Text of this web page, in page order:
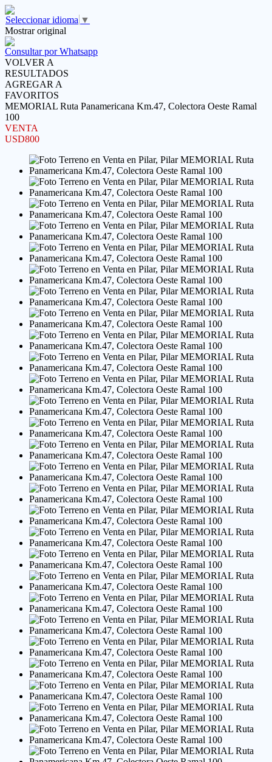
Seleccionar idioma ▼
Mostrar original
Consultar por Whatsapp
VOLVER A
RESULTADOS
AGREGAR A
FAVORITOS
MEMORIAL Ruta Panamericana Km.47, Colectora Oeste Ramal
100
VENTA
USD800